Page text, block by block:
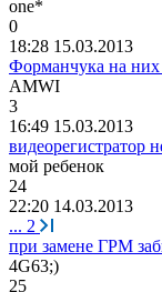
one*
0
18:28 15.03.2013
Форманчука на них
AMWI
3
16:49 15.03.2013
видеорегистратор
мой ребенок
24
22:20 14.03.2013
... 2
при замене ГРМ
4G63;)
25